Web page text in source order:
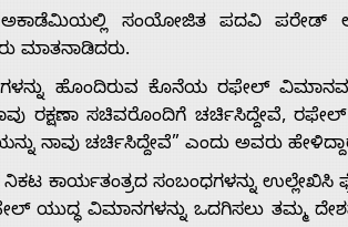
ಸಂಯೋಜಿತ ಪದವಿ ಪರೇಡ್
ಮಾತನಾಡಿದರು.
ಹೊಂದಿರುವ ಕೊನೆಯ ರಫೇಲ್
ರಕ್ಷಣಾ ಸಚಿವರೊಂದಿಗೆ ಚರ್ಚಿಸಿದ್ದೇವೆ,
ನಾವು ಚರ್ಚಿಸಿದ್ದೇವೆ” ಎಂದು ಅವರು
ನಿಕಟ ಕಾರ್ಯತಂತ್ರದ ಸಂಬಂಧಗಳನ್ನು ಉಲ್ಲೇಖಿಸಿ
ಯುದ್ಧ ವಿಮಾನಗಳನ್ನು ಒದಗಿಸಲು ತಮ್ಮ